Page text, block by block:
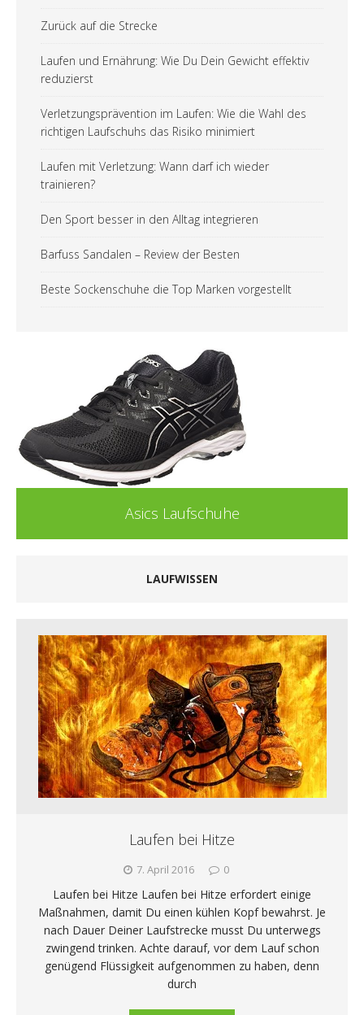
Zurück auf die Strecke
Laufen und Ernährung: Wie Du Dein Gewicht effektiv
reduzierst
Verletzungsprävention im Laufen: Wie die Wahl des
richtigen Laufschuhs das Risiko minimiert
Laufen mit Verletzung: Wann darf ich wieder
trainieren?
Den Sport besser in den Alltag integrieren
Barfuss Sandalen – Review der Besten
Beste Sockenschuhe die Top Marken vorgestellt
Asics Laufschuhe
LAUFWISSEN
Laufen bei Hitze
7. April 2016 0
Laufen bei Hitze Laufen bei Hitze erfordert einige
Maßnahmen, damit Du einen kühlen Kopf bewahrst. Je
nach Dauer Deiner Laufstrecke musst Du unterwegs
zwingend trinken. Achte darauf, vor dem Lauf schon
genügend Flüssigkeit aufgenommen zu haben, denn
durch